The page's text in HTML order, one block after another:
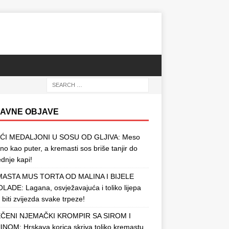
OBJAVE
MEDALJONI U SOSU OD GLJIVA: Meso
kao puter, a kremasti sos briše tanjir do
kapi!
MUS TORTA OD MALINA I BIJELE
Lagana, osvježavajuća i toliko lijepa
biti zvijezda svake trpeze!
NJEMAČKI KROMPIR SA SIROM I
Hrskava korica skriva toliko kremastu